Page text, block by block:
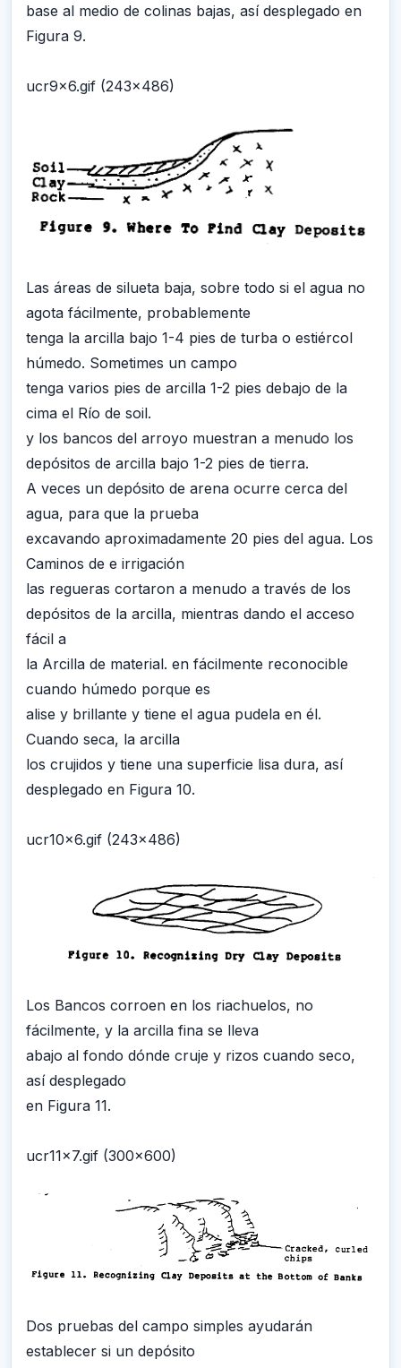
base al medio de colinas bajas, así desplegado en
Figura 9.
ucr9x6.gif (243x486)
Las áreas de silueta baja, sobre todo si el agua no
agota fácilmente, probablemente
tenga la arcilla bajo 1-4 pies de turba o estiércol
húmedo. Sometimes un campo
tenga varios pies de arcilla 1-2 pies debajo de la
cima el Río de soil.
y los bancos del arroyo muestran a menudo los
depósitos de arcilla bajo 1-2 pies de tierra.
A veces un depósito de arena ocurre cerca del
agua, para que la prueba
excavando aproximadamente 20 pies del agua. Los
Caminos de e irrigación
las regueras cortaron a menudo a través de los
depósitos de la arcilla, mientras dando el acceso
fácil a
la Arcilla de material. en fácilmente reconocible
cuando húmedo porque es
alise y brillante y tiene el agua pudela en él.
Cuando seca, la arcilla
los crujidos y tiene una superficie lisa dura, así
desplegado en Figura 10.
ucr10x6.gif (243x486)
Los Bancos corroen en los riachuelos, no
fácilmente, y la arcilla fina se lleva
abajo al fondo dónde cruje y rizos cuando seco,
así desplegado
en Figura 11.
ucr11x7.gif (300x600)
Dos pruebas del campo simples ayudarán
establecer si un depósito